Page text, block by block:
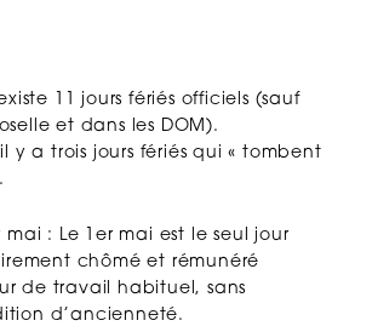
11 jours fériés officiels (sauf
et dans les DOM).
y a trois jours fériés qui « tombent
mai : Le 1er mai est le seul jour
chômé et rémunéré
de travail habituel, sans
d’ancienneté.